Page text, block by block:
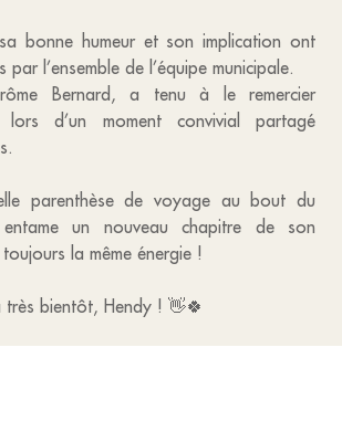
bonne humeur et son implication ont
l’ensemble de l’équipe municipale.
Bernard, a tenu à le remercier
lors d’un moment convivial partagé
parenthèse de voyage au bout du
un nouveau chapitre de son
la même énergie !
très bientôt, Hendy ! 👋🍀